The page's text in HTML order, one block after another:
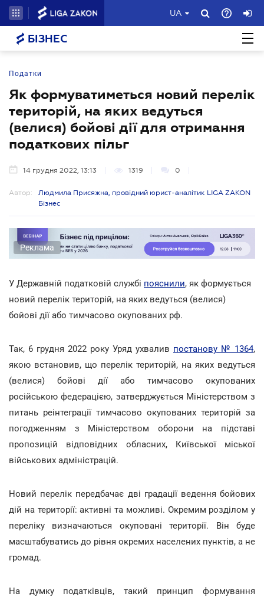
UA
БІЗНЕС
Податки
Як формуватиметься новий перелік
територій, на яких ведуться
(велися) бойові дії для отримання
податкових пільг
14 грудня 2022, 13:13 1319 0
Автор:
Людмила Присяжна, провідний юрист-аналітик LIGA ZAKON
Бізнес
Реклама
У Державній податковій службі пояснили, як формується
новий перелік територій, на яких ведуться (велися)
бойові дії або тимчасово окупованих рф.
Так, 6 грудня 2022 року Уряд ухвалив постанову № 1364,
якою встановив, що перелік територій, на яких ведуться
(велися) бойові дії або тимчасово окупованих
російською федерацією, затверджується Міністерством з
питань реінтеграції тимчасово окупованих територій за
погодженням з Міністерством оборони на підставі
пропозицій відповідних обласних, Київської міської
військових адміністрацій.
Новий перелік передбачає дві градації ведення бойових
дій на території: активні та можливі. Окремим розділом у
переліку визначаються окуповані території. Він буде
масштабуватись до рівня окремих населених пунктів, а не
громад.
На думку податківців, такий принцип формування